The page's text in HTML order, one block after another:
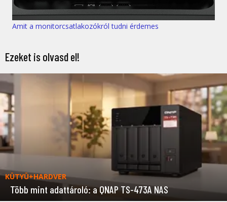
Amit a monitorcsatlakozókról tudni érdemes
Ezeket is olvasd el!
KÜTYÜ+HARDVER
Több mint adattároló: a QNAP TS-473A NAS